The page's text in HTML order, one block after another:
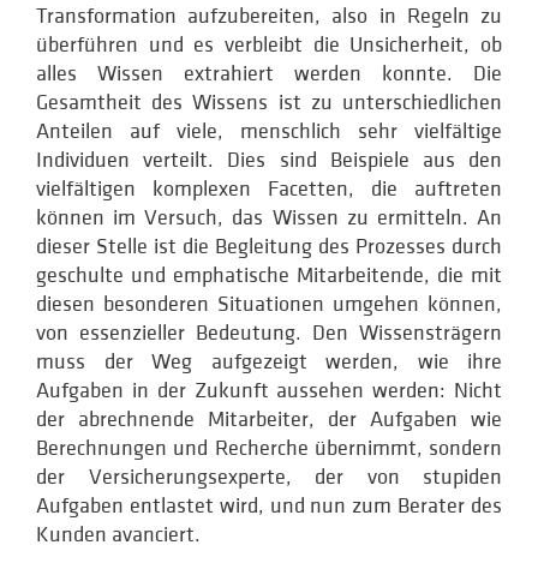
Transformation aufzubereiten, also in Regeln zu
überführen und es verbleibt die Unsicherheit, ob
alles Wissen extrahiert werden konnte. Die
Gesamtheit des Wissens ist zu unterschiedlichen
Anteilen auf viele, menschlich sehr vielfältige
Individuen verteilt. Dies sind Beispiele aus den
vielfältigen komplexen Facetten, die auftreten
können im Versuch, das Wissen zu ermitteln. An
dieser Stelle ist die Begleitung des Prozesses durch
geschulte und emphatische Mitarbeitende, die mit
diesen besonderen Situationen umgehen können,
von essenzieller Bedeutung. Den Wissensträgern
muss der Weg aufgezeigt werden, wie ihre
Aufgaben in der Zukunft aussehen werden: Nicht
der abrechnende Mitarbeiter, der Aufgaben wie
Berechnungen und Recherche übernimmt, sondern
der Versicherungsexperte, der von stupiden
Aufgaben entlastet wird, und nun zum Berater des
Kunden avanciert.